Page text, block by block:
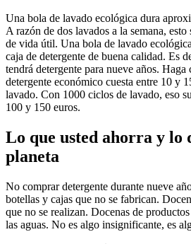
Una bola de lavado ecológica dura
A razón de dos lavados a la semana,
de vida útil. Una bola de lavado
caja de detergente de buena calidad. Es
tendrá detergente para nueve años. Haga
detergente económico cuesta entre 10 y
lavado. Con 1000 ciclos de lavado, eso
100 y 150 euros.
Lo que usted ahorra y lo
planeta
No comprar detergente durante nueve
botellas y cajas que no se fabrican.
que no se realizan. Docenas de
las aguas. No es algo insignificante, es